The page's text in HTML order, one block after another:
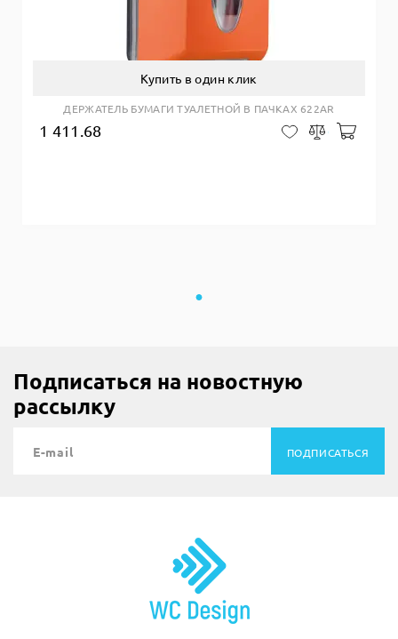
Купить в один клик
ДЕРЖАТЕЛЬ БУМАГИ ТУАЛЕТНОЙ В ПАЧКАХ 622AR
1 411.68 В закладки
Сравнить
Подписаться на новостную
рассылку
ПОДПИСАТЬСЯ